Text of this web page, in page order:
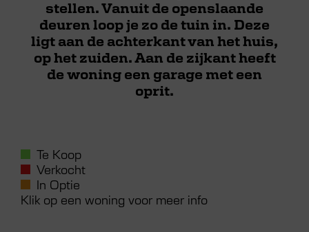
Neem nu contact met ons op
stellen. Vanuit de openslaande
deuren loop je zo de tuin in. Deze
ligt aan de achterkant van het huis,
op het zuiden. Aan de zijkant heeft
de woning een garage met een
oprit.
Te Koop
Verkocht
In Optie
Klik op een woning voor meer info